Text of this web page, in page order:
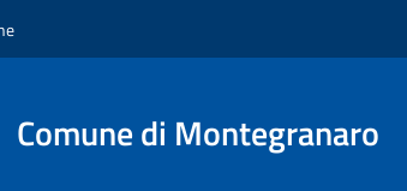
Comune di Montegranaro